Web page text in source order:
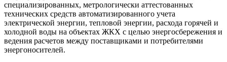
специализированных, метрологически аттестованных
технических средств автоматизированного учета
электрической энергии, тепловой энергии, расхода горячей и
холодной воды на объектах ЖКХ с целью энергосбережения и
ведения расчетов между поставщиками и потребителями
энергоносителей.